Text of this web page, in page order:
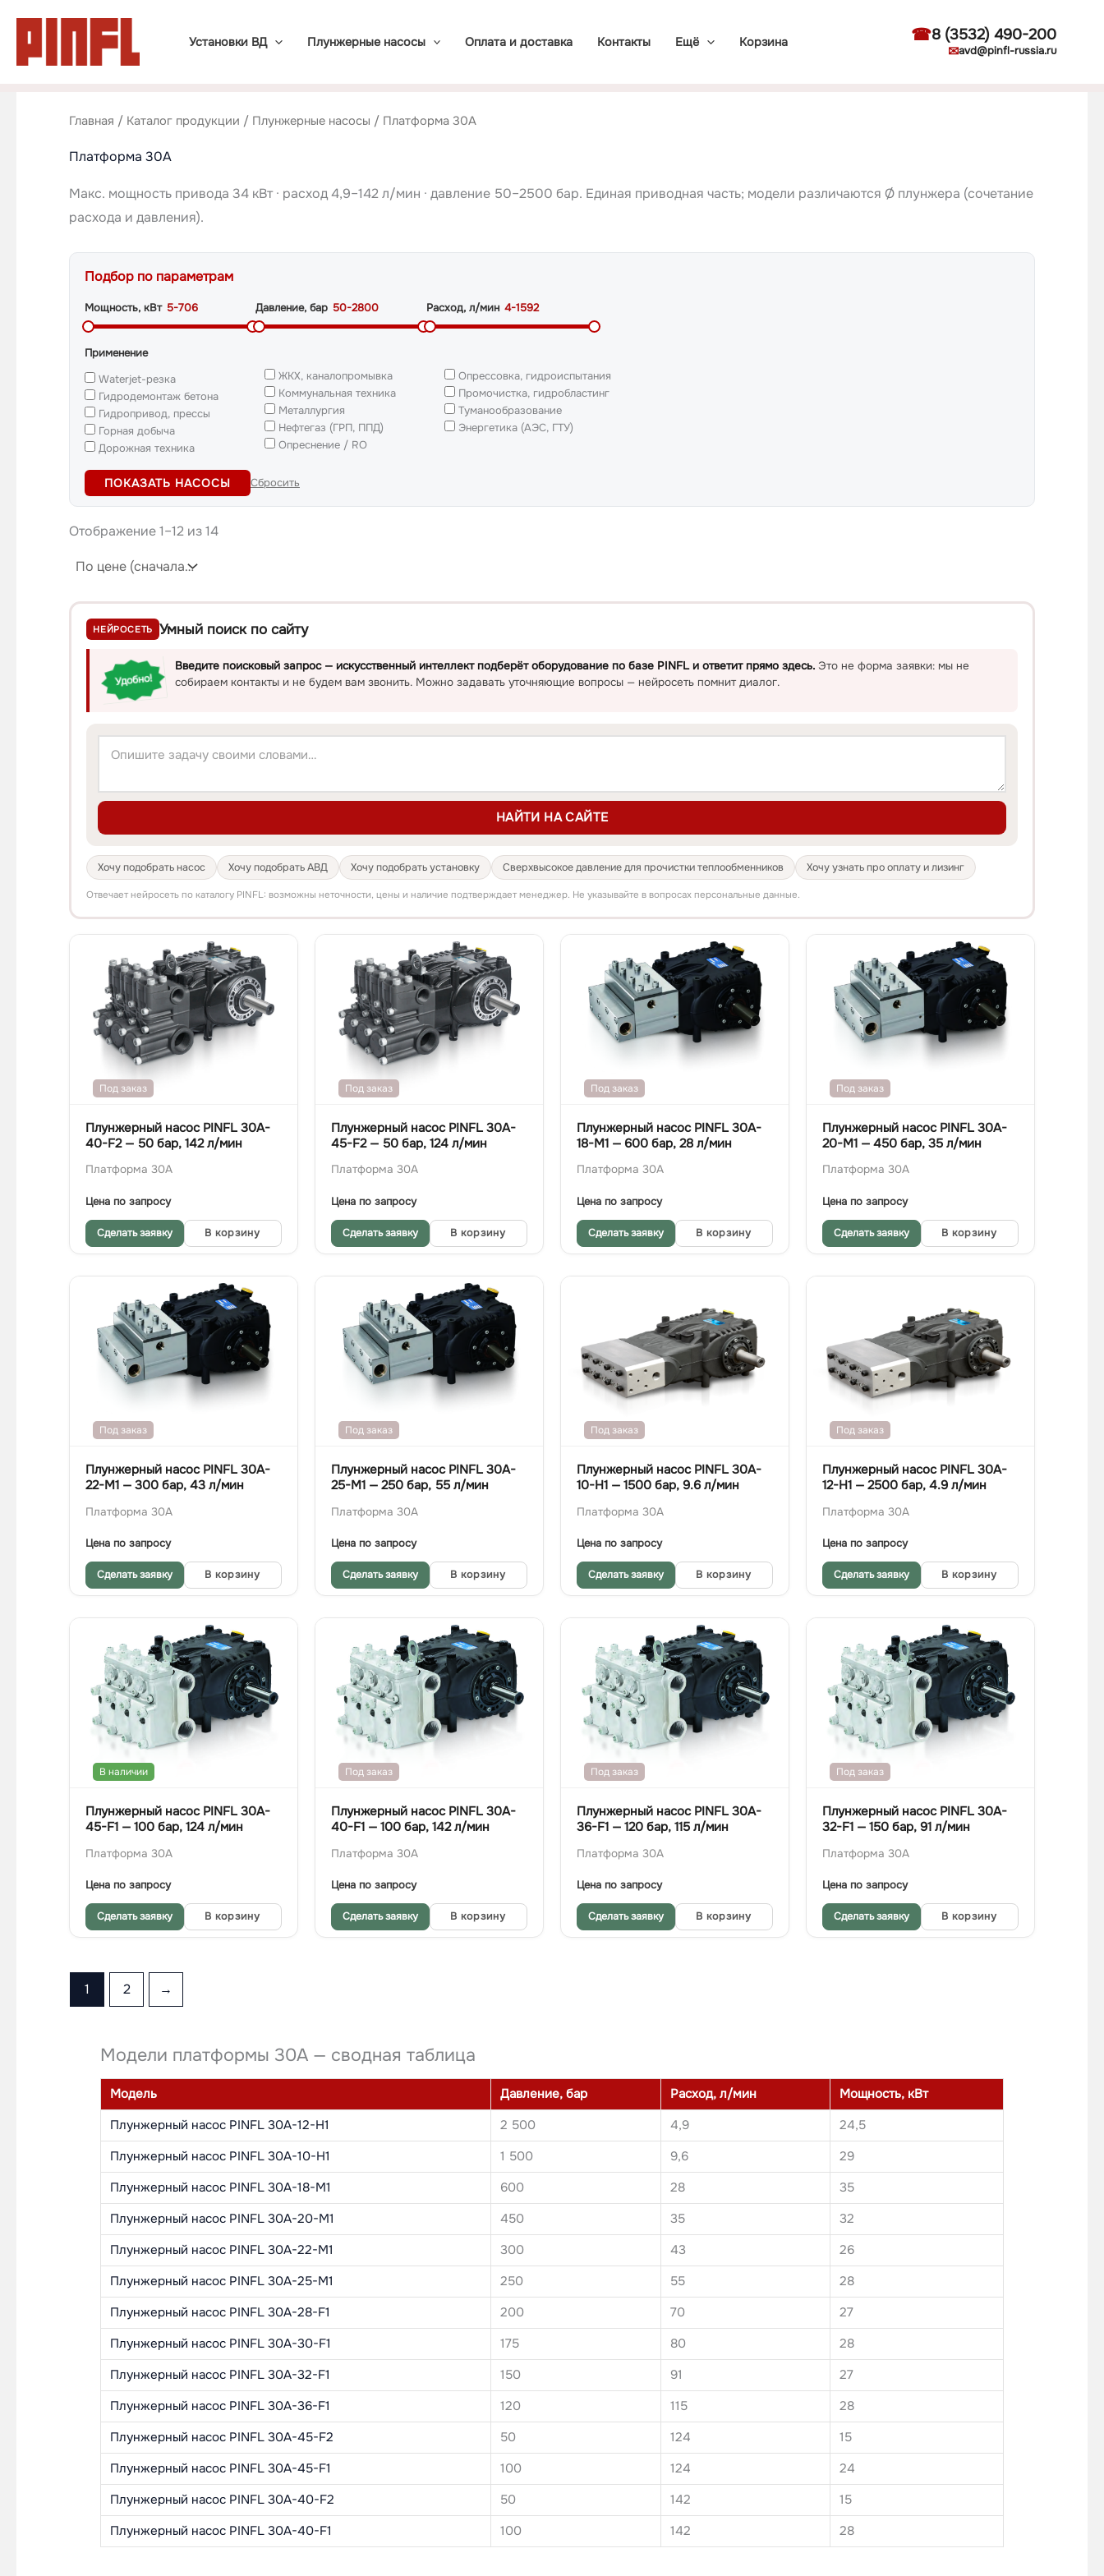
содержимому
Установки ВД Плунжерные насосы Оплата и доставка Контакты Ещё Корзина ☎8 (3532) 490-200
✉avd@pinfl-russia.ru
Главная / Каталог продукции / Плунжерные насосы / Платформа 30A
Платформа 30A
Макс. мощность привода 34 кВт · расход 4,9–142 л/мин · давление 50–2500 бар. Единая приводная часть; модели различаются Ø плунжера (сочетание
расхода и давления).
Подбор по параметрам
Мощность, кВт 5-706 Давление, бар 50-2800 Расход, л/мин 4-1592
Применение
Waterjet-резка
Гидродемонтаж бетона
Гидропривод, прессы
Горная добыча
Дорожная техника
ЖКХ, каналопромывка
Коммунальная техника
Металлургия
Нефтегаз (ГРП, ППД)
Опреснение / RO
Опрессовка, гидроиспытания
Промочистка, гидробластинг
Туманообразование
Энергетика (АЭС, ГТУ)
ПОКАЗАТЬ НАСОСЫ Сбросить
Отображение 1–12 из 14
НЕЙРОСЕТЬ Умный поиск по сайту
Удобно!
Введите поисковый запрос — искусственный интеллект подберёт оборудование по базе PINFL и ответит прямо здесь. Это не форма заявки: мы не
собираем контакты и не будем вам звонить. Можно задавать уточняющие вопросы — нейросеть помнит диалог.
НАЙТИ НА САЙТЕ
Хочу подобрать насос Хочу подобрать АВД Хочу подобрать установку Сверхвысокое давление для прочистки теплообменников Хочу узнать про оплату и лизинг
Отвечает нейросеть по каталогу PINFL: возможны неточности, цены и наличие подтверждает менеджер. Не указывайте в вопросах персональные данные.
Под заказ
Плунжерный насос PINFL 30A-
40-F2 — 50 бар, 142 л/мин
Платформа 30A
Цена по запросу
Сделать заявку В корзину
Под заказ
Плунжерный насос PINFL 30A-
45-F2 — 50 бар, 124 л/мин
Платформа 30A
Цена по запросу
Сделать заявку В корзину
Под заказ
Плунжерный насос PINFL 30A-
18-M1 — 600 бар, 28 л/мин
Платформа 30A
Цена по запросу
Сделать заявку В корзину
Под заказ
Плунжерный насос PINFL 30A-
20-M1 — 450 бар, 35 л/мин
Платформа 30A
Цена по запросу
Сделать заявку В корзину
Под заказ
Плунжерный насос PINFL 30A-
22-M1 — 300 бар, 43 л/мин
Платформа 30A
Цена по запросу
Сделать заявку В корзину
Под заказ
Плунжерный насос PINFL 30A-
25-M1 — 250 бар, 55 л/мин
Платформа 30A
Цена по запросу
Сделать заявку В корзину
Под заказ
Плунжерный насос PINFL 30A-
10-H1 — 1500 бар, 9.6 л/мин
Платформа 30A
Цена по запросу
Сделать заявку В корзину
Под заказ
Плунжерный насос PINFL 30A-
12-H1 — 2500 бар, 4.9 л/мин
Платформа 30A
Цена по запросу
Сделать заявку В корзину
В наличии
Плунжерный насос PINFL 30A-
45-F1 — 100 бар, 124 л/мин
Платформа 30A
Цена по запросу
Сделать заявку В корзину
Под заказ
Плунжерный насос PINFL 30A-
40-F1 — 100 бар, 142 л/мин
Платформа 30A
Цена по запросу
Сделать заявку В корзину
Под заказ
Плунжерный насос PINFL 30A-
36-F1 — 120 бар, 115 л/мин
Платформа 30A
Цена по запросу
Сделать заявку В корзину
Под заказ
Плунжерный насос PINFL 30A-
32-F1 — 150 бар, 91 л/мин
Платформа 30A
Цена по запросу
Сделать заявку В корзину
1 2 →
Модели платформы 30A — сводная таблица
Модель Давление, бар Расход, л/мин
Мощность, кВт
Плунжерный насос PINFL 30A-12-H1
2 500 4,9
24,5
Плунжерный насос PINFL 30A-10-H1
1 500 9,6
29
Плунжерный насос PINFL 30A-18-M1
600 28
35
Плунжерный насос PINFL 30A-20-M1
450 35
32
Плунжерный насос PINFL 30A-22-M1
300 43
26
Плунжерный насос PINFL 30A-25-M1
250 55
28
Плунжерный насос PINFL 30A-28-F1
200 70
27
Плунжерный насос PINFL 30A-30-F1
175 80
28
Плунжерный насос PINFL 30A-32-F1
150 91
27
Плунжерный насос PINFL 30A-36-F1
120 115
28
Плунжерный насос PINFL 30A-45-F2
50 124
15
Плунжерный насос PINFL 30A-45-F1
100 124
24
Плунжерный насос PINFL 30A-40-F2
50 142
15
Плунжерный насос PINFL 30A-40-F1
100 142 28